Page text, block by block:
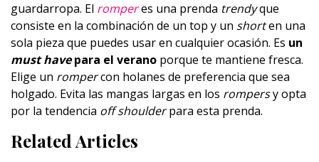
guardarropa. El romperes una prenda trendyque
consiste en la combinación de un top y un shorten una
sola pieza que puedes usar en cualquier ocasión. Es un
must havepara el verano porque te mantiene fresca.
Elige un rompercon holanes de preferencia que sea
holgado. Evita las mangas largas en los rompersy opta
por la tendencia off shoulderpara esta prenda.
Related Articles